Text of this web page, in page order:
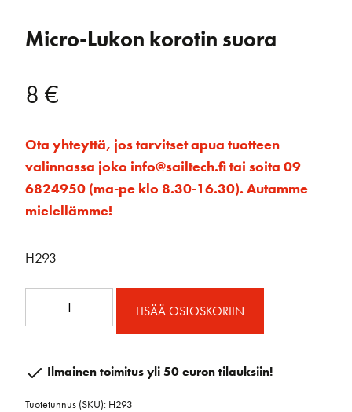
Micro-Lukon korotin suora
8 €
Ota yhteyttä, jos tarvitset apua tuotteen
valinnassa joko info@sailtech.fi tai soita 09
6824950 (ma-pe klo 8.30-16.30). Autamme
mielellämme!
H293
suora
LISÄÄ OSTOSKORIIN
Ilmainen toimitus yli 50 euron tilauksiin!
Tuotetunnus (SKU): H293